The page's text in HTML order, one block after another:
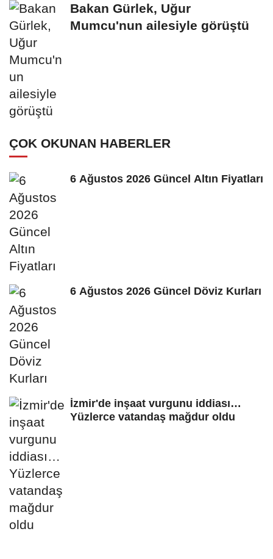
Bakan Gürlek, Uğur
Mumcu'nun ailesiyle görüştü
ÇOK OKUNAN HABERLER
6 Ağustos 2026 Güncel Altın Fiyatları
6 Ağustos 2026 Güncel Döviz Kurları
İzmir'de inşaat vurgunu iddiası…
Yüzlerce vatandaş mağdur oldu